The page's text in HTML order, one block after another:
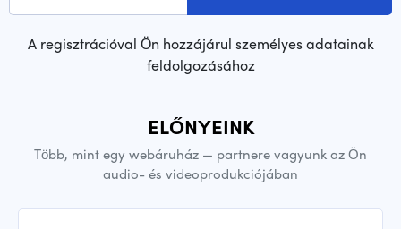
A regisztrációval Ön hozzájárul személyes adatainak
feldolgozásához
ELŐNYEINK
Több, mint egy webáruház — partnere vagyunk az Ön
audio- és videoprodukciójában